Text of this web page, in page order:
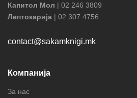
Капитол Мол | 02 246 3809
Лептокарија | 02 307 4756
contact@sakamknigi.mk
Компанија
За нас